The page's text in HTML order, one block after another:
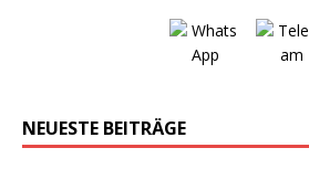
NEUESTE BEITRÄGE